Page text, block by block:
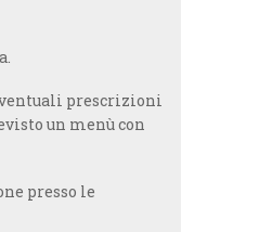
prescrizioni
un menù con
presso le